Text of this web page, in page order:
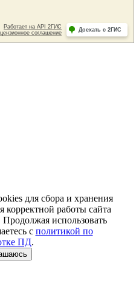
для сбора и хранения
работы сайта
Продолжая использовать
с политикой по
ПД.